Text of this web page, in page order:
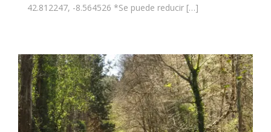
42.812247, -8.564526 *Se puede reducir […]